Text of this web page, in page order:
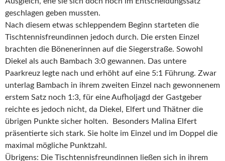
geschlagen geben mussten.
Nach diesem etwas schleppendem Beginn starteten die
Tischtennisfreundinnen jedoch durch. Die ersten Einzel
brachten die Bönenerinnen auf die Siegerstraße. Sowohl
Diekel als auch Bambach 3:0 gewannen. Das untere
Paarkreuz legte nach und erhöht auf eine 5:1 Führung. Zwar
unterlag Bambach in ihrem zweiten Einzel nach gewonnenem
erstem Satz noch 1:3, für eine Aufholjagd der Gastgeber
reichte es jedoch nicht, da Diekel, Elfert und Thätner die
übrigen Punkte sicher holten. Besonders Malina Elfert
präsentierte sich stark. Sie holte im Einzel und im Doppel die
maximal mögliche Punktzahl.
Übrigens: Die Tischtennisfreundinnen ließen sich in ihrem